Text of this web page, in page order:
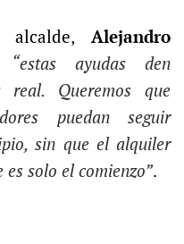
Alejandro
“estas ayudas den
Queremos que
puedan seguir
sin que el alquiler
solo el comienzo”.